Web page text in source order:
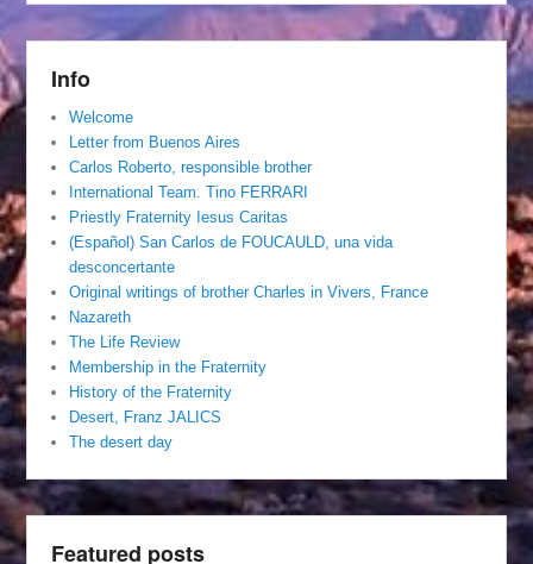
Info
Welcome
Letter from Buenos Aires
Carlos Roberto, responsible brother
International Team. Tino FERRARI
Priestly Fraternity Iesus Caritas
(Español) San Carlos de FOUCAULD, una vida
desconcertante
Original writings of brother Charles in Vivers, France
Nazareth
The Life Review
Membership in the Fraternity
History of the Fraternity
Desert, Franz JALICS
The desert day
Featured posts